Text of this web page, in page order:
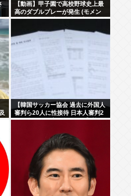
【動画】甲子園で高校野球史上最
高のダブルプレーが発生 (モメン
らの想像の25倍は史上最高)これも
うプロ野球超えてるだろ…
【韓国サッカー協会 過去に外国人
審判ら20人に性接待 日本人審判2
人も含む…一度も負けなし】韓国